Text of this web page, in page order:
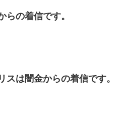
らの着信です。
スは闇金からの着信です。